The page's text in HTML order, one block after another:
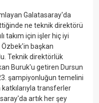
Galatasaray'da
ne teknik direktörü
takım için işler hiç iyi
başkan
Teknik direktörlük
Buruk'u getiren Dursun
şampiyonluğun temelini
transferler
artık her şey